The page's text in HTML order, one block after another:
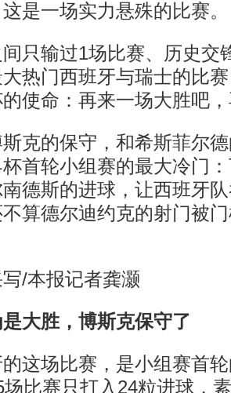
一场实力悬殊的比赛。
输过1场比赛、历史交
热门西班牙与瑞士的比
使命：再来一场大胜吧
的保守，和希斯菲尔德
首轮小组赛的最大冷门
德斯的进球，让西班牙
不算德尔迪约克的射门被
本报记者龚灏
大胜，博斯克保守了
场比赛，是小组赛首轮
比赛只打入24粒进球，